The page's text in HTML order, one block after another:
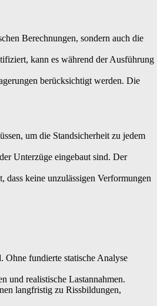
Berechnungen, sondern auch die
kann es während der Ausführung
berücksichtigt werden. Die
um die Standsicherheit zu jedem
Unterzüge eingebaut sind. Der
keine unzulässigen Verformungen
fundierte statische Analyse
und realistische Lastannahmen.
langfristig zu Rissbildungen,